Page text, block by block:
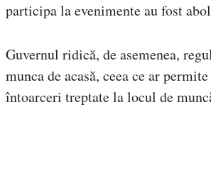
participa la evenimente au fost
Guvernul ridică, de asemenea,
munca de acasă, ceea ce ar
întoarceri treptate la locul de